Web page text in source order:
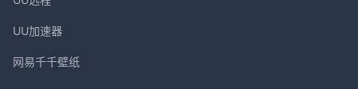
UU加速器
网易千千壁纸